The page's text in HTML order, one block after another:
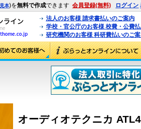
見本)を無料で作成できます 会員登録(無料) ログイン
法人のお客様 請求書払いのご案内
学校・官公庁のお客様 校費・公費
研究機関のお客様 科研費払いのご
オーディオテクニカ